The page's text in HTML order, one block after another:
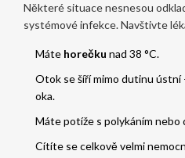
Některé situace nesnesou
systémové infekce. Navštivte
Máte horečku nad 38 °C.
Otok se šíří mimo dutinu ústní
oka.
Máte potíže s polykáním nebo
Cítíte se celkově velmi